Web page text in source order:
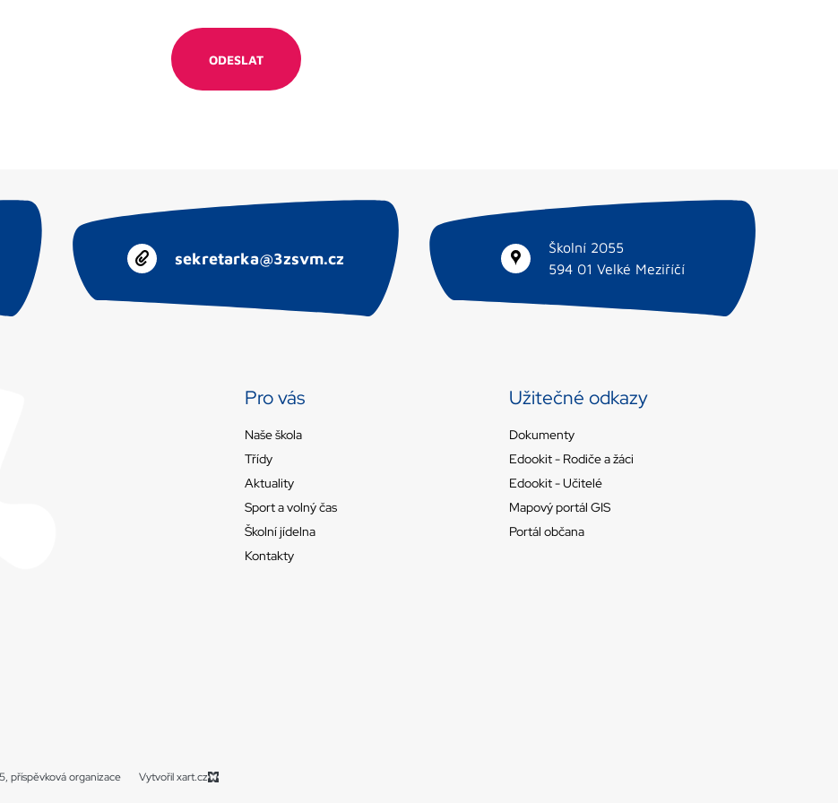
sekretarka@3zsvm.cz
Školní 2055
594 01 Velké Meziříčí
Pro vás
Naše škola
Třídy
Aktuality
Sport a volný čas
Školní jídelna
Kontakty
Užitečné odkazy
Dokumenty
Edookit - Rodiče a žáci
Edookit - Učitelé
Mapový portál GIS
Portál občana
příspěvková organizace Vytvořil xart.cz